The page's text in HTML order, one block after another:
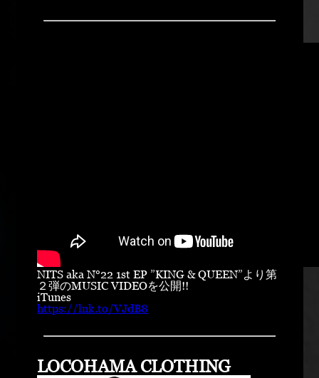
NITS aka N°22 1st EP ”KING & QUEEN”より第
２弾のMUSIC VIDEOを公開!!
iTunes
https://lnk.to/VJdB8
LOCOHAMA CLOTHING